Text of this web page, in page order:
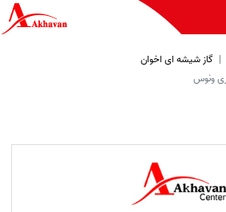
گاز شیشه ای اخوان